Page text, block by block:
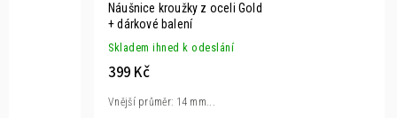
Náušnice kroužky z oceli Gold
+ dárkové balení
Skladem ihned k odeslání
399 Kč
Vnější průměr: 14 mm...